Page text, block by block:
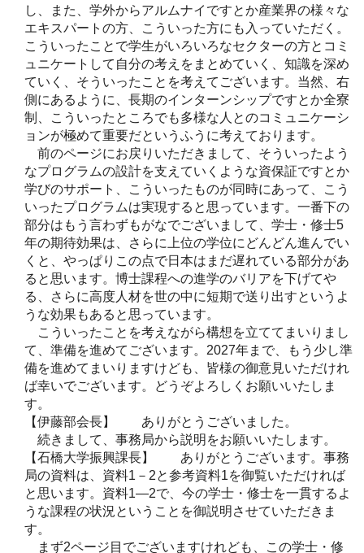
し、また、学外からアルムナイですとか産業界の様々な
エキスパートの方、こういった方にも入っていただく。
こういったことで学生がいろいろなセクターの方とコミ
ュニケートして自分の考えをまとめていく、知識を深め
ていく、そういったことを考えてございます。当然、右
側にあるように、長期のインターンシップですとか全寮
制、こういったところでも多様な人とのコミュニケーシ
ョンが極めて重要だというふうに考えております。
前のページにお戻りいただきまして、そういったよう
なプログラムの設計を支えていくような資保証ですとか
学びのサポート、こういったものが同時にあって、こう
いったプログラムは実現すると思っています。一番下の
部分はもう言わずもがなでございまして、学士・修士5
年の期待効果は、さらに上位の学位にどんどん進んでい
くと、やっぱりこの点で日本はまだ遅れている部分があ
ると思います。博士課程への進学のバリアを下げてや
る、さらに高度人材を世の中に短期で送り出すというよ
うな効果もあると思っています。
こういったことを考えながら構想を立ててまいりまし
て、準備を進めてございます。2027年まで、もう少し準
備を進めてまいりますけども、皆様の御意見いただけれ
ば幸いでございます。どうぞよろしくお願いいたしま
す。
【伊藤部会長】 ありがとうございました。
続きまして、事務局から説明をお願いいたします。
【石橋大学振興課長】 ありがとうございます。事務
局の資料は、資料1－2と参考資料1を御覧いただければ
と思います。資料1―2で、今の学士・修士を一貫するよ
うな課程の状況ということを御説明させていただきま
す。
まず2ページ目でございますけれども、この学士・修